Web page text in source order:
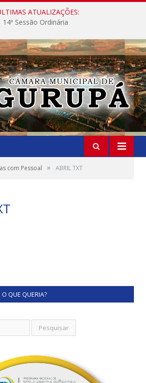
ATUALIZAÇÕES:
14ª Sessão Ordinária
com Pessoal » ABRIL TXT
QUE QUERIA?